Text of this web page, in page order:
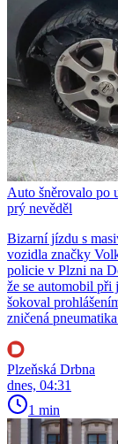
Auto šněrovalo po
prý nevěděl
Bizarní jízdu s
vozidla značky
policie v Plzni na
že se automobil při
šokoval
zničená
Plzeňská Drbna
dnes, 04:31
1 min